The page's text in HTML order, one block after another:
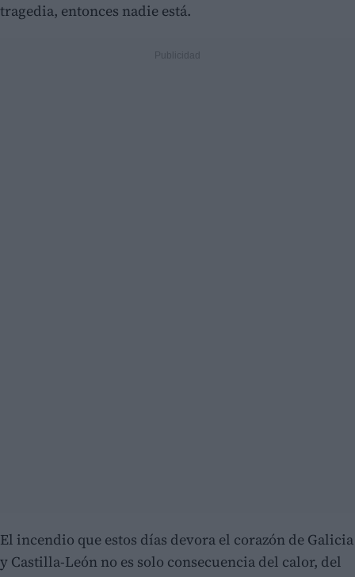
tragedia, entonces nadie está.
El incendio que estos días devora el corazón de Galicia
y Castilla-León no es solo consecuencia del calor, del